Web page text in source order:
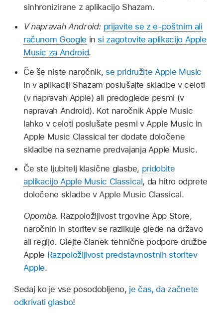
sinhronizirane z aplikacijo Shazam.
V napravah Android: prijavite se z e-poštnim ali
računom Google in si zagotovite aplikacijo Apple
Music za Android.
Če še niste naročnik, se pridružite Apple Music
in v aplikaciji Shazam poslušajte skladbe v celoti
(v napravah Apple) ali predoglede pesmi (v
napravah Android). Kot naročnik Apple Music
lahko v celoti poslušate pesmi v Apple Music in
Apple Music Classical ter dodate določene
skladbe na sezname predvajanja Apple Music.
Če ste ljubitelj klasične glasbe, pridobite
aplikacijo Apple Music Classical, da hitro odprete
določene skladbe v Apple Music Classical.
Opomba. Razpoložljivost trgovine App Store,
naročnin in storitev se razlikuje glede na državo
ali regijo. Glejte članek tehnične podpore družbe
Apple Razpoložljivost predstavnostnih storitev
Apple.
Sedaj ko je vse posodobljeno, je čas, da začnete
odkrivati glasbo!